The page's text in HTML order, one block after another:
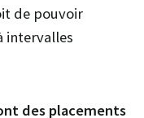
de pouvoir
intervalles
des placements